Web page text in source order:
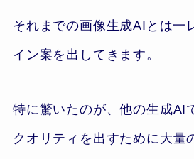
それまでの画像生成AIとは一
イン案を出してきます。
特に驚いたのが、他の生成AI
クオリティを出すために大量